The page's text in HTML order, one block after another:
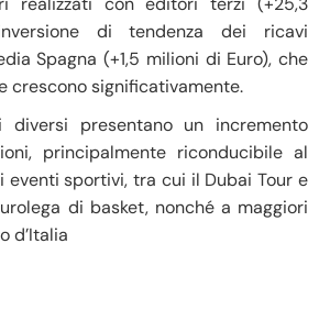
di tendenza dei ricavi
Spagna (+1,5 milioni di Euro), che
crescono significativamente.
presentano un incremento
principalmente riconducibile al
sportivi, tra cui il Dubai Tour e
di basket, nonché a maggiori
d’Italia